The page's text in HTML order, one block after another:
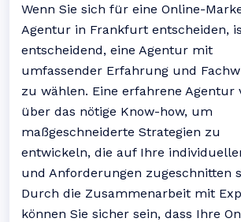
Wenn Sie sich für eine Online-
Agentur in Frankfurt entscheiden,
entscheidend, eine Agentur mit
umfassender Erfahrung und
zu wählen. Eine erfahrene Agentur
über das nötige Know-how, um
maßgeschneiderte Strategien zu
entwickeln, die auf Ihre
und Anforderungen zugeschnitten
Durch die Zusammenarbeit mit
können Sie sicher sein, dass Ihre